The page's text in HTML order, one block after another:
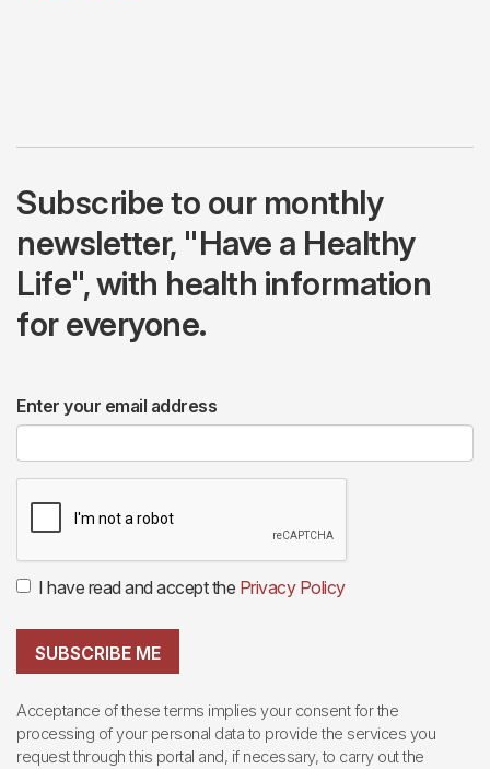
Subscribe to our monthly
newsletter, "Have a Healthy
Life", with health information
for everyone.
Enter your email address
I have read and accept the Privacy Policy
SUBSCRIBE ME
Acceptance of these terms implies your consent for the
processing of your personal data to provide the services you
request through this portal and, if necessary, to carry out the